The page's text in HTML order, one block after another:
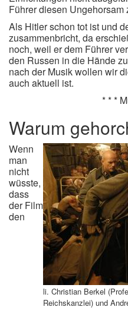
Führer diesen Ungehorsam
Als Hitler schon tot ist und
zusammenbricht, da
noch, weil er dem Führer
den Russen in die Hände
nach der Musik wollen wir
auch aktuell ist.
* * *
Warum
li. Christian Berkel
Reichskanzlei) und
Wenn
man
nicht
wüsste,
dass
der Film
den